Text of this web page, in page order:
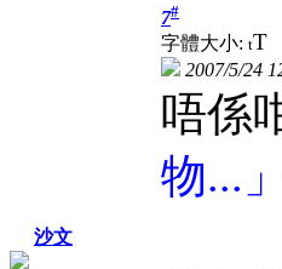
沙文
7#
字體大小: tT
2007/5/24
唔係
物...」